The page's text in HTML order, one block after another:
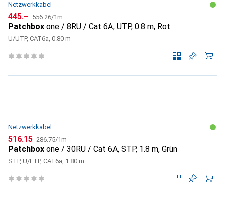
Netzwerkkabel
CHF
445.– CHF
556.26/1m
Patchbox one / 8RU / Cat 6A, UTP, 0.8 m, Rot
U/UTP, CAT6a, 0.80 m
Netzwerkkabel
CHF
516.15 CHF
286.75/1m
Patchbox one / 30RU / Cat 6A, STP, 1.8 m, Grün
STP, U/FTP, CAT6a, 1.80 m